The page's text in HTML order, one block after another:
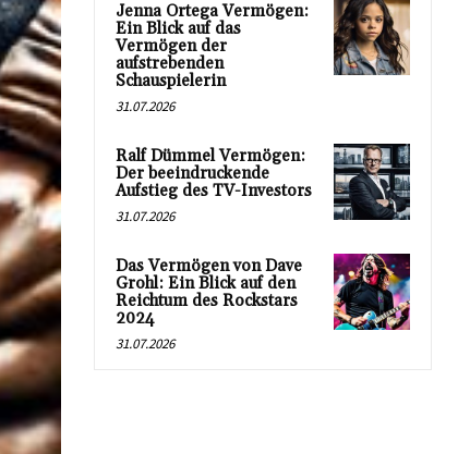
Jenna Ortega Vermögen:
Ein Blick auf das
Vermögen der
aufstrebenden
Schauspielerin
31.07.2026
Ralf Dümmel Vermögen:
Der beeindruckende
Aufstieg des TV-Investors
31.07.2026
Das Vermögen von Dave
Grohl: Ein Blick auf den
Reichtum des Rockstars
2024
31.07.2026